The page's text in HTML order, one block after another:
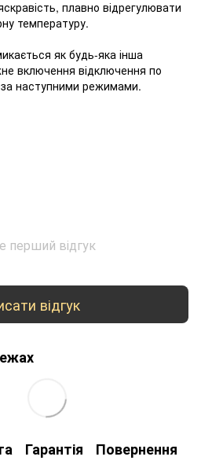
плавно відрегулювати
температуру.
як будь-яка інша
включення відключення по
наступними режимами.
перший відгук
відгук
Гарантія Повернення